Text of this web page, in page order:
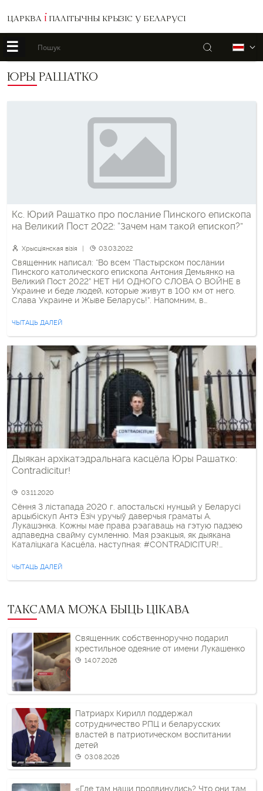
ЦАРКВА І ПАЛІТЫЧНЫ КРЫЗІС У БЕЛАРУСІ
☰ Пошук
ЮРЫ РАШАТКО
Кс. Юрий Рашатко про послание Пинского епископа
на Великий Пост 2022: “Зачем нам такой епископ?”
Хрысціянская візія 03.03.2022
Священник написал: “Во всем “Пастырском послании
Пинского католического епископа Антония Демьянко на
Великий Пост 2022” НЕТ НИ ОДНОГО СЛОВА О ВОЙНЕ в
Украине и беде людей, которые живут в 100 км от него.
Слава Украине и Жыве Беларусь!”. Напомним, в
Демьянко нет ни одного упоминания о войне в Украине.
ЧЫТАЦЬ ДАЛЕЙ
Дыякан архікатэдральнага касцёла Юры Рашатко:
Contradicitur!
03.11.2020
Сёння 3 лістапада 2020 г. апостальскі нунцый у Беларусі
арцыбіскуп Антэ Ёзіч уручыў даверчыя граматы А.
Лукашэнка. Кожны мае права рэагаваць на гэтую падзею
адпаведна свайму сумленню. Мая рэакцыя, як дыякана
Каталіцкага Касцёла, наступная: #CONTRADICITUR!
шкоднай для Касцёла ў Беларусі і не гатовы яе прыняць.
Фэйсбук аўтара
ЧЫТАЦЬ ДАЛЕЙ
ТАКСАМА МОЖА БЫЦЬ ЦІКАВА
Священник собственноручно подарил
крестильное одеяние от имени Лукашенко
14.07.2026
Патриарх Кирилл поддержал
сотрудничество РПЦ и беларусских
властей в патриотическом воспитании
детей
03.08.2026
«Где там наши продвинулись? Что они там